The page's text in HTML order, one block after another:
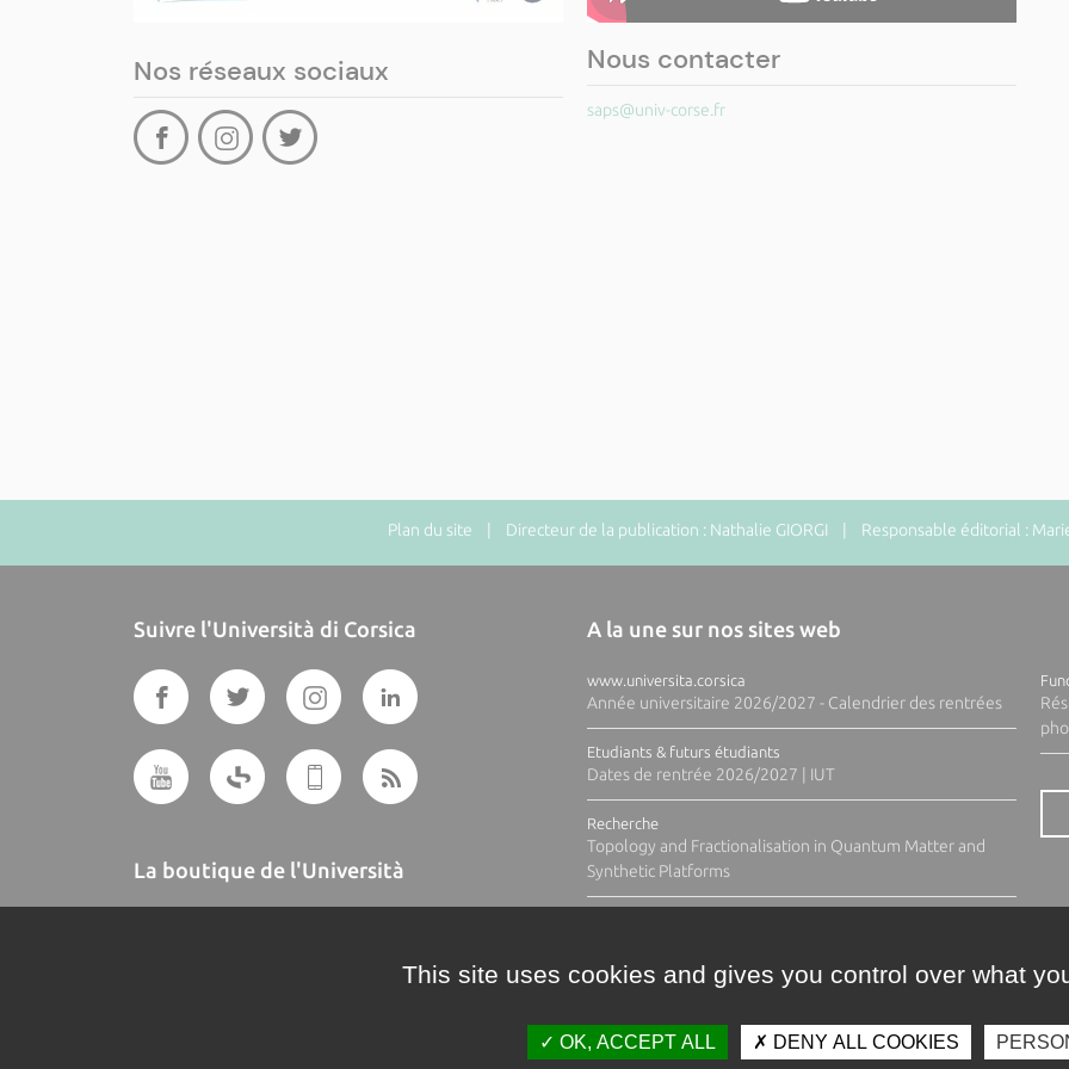
Nos réseaux sociaux Nous contacter
saps@univ-corse.fr
Plan du site | Directeur de la publication : Nathalie GIORGI | Responsable éditorial : Marie-
Suivre l'Università di Corsica
La boutique de l'Università
A la une sur nos sites web
www.universita.corsica
Année universitaire 2026/2027 - Calendrier des rentrées
Etudiants & futurs étudiants
Dates de rentrée 2026/2027 | IUT
Recherche
Topology and Fractionalisation in Quantum Matter and
Synthetic Platforms
This site uses cookies and gives you control over what
OK, ACCEPT ALL DENY ALL COOKIES